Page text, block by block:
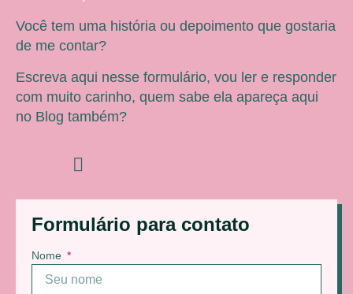
Formulário para contato
Nome
Você tem uma história ou depoimento que gostaria
de me contar?
Escreva aqui nesse formulário, vou ler e responder
com muito carinho, quem sabe ela apareça aqui
no Blog também?